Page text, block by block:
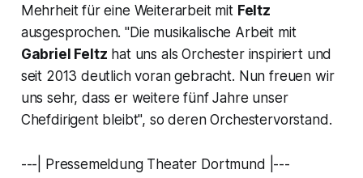
Mehrheit für eine Weiterarbeit mit Feltz
ausgesprochen."Die musikalische Arbeit mit
Gabriel Feltz hat uns als Orchester inspiriert und
seit 2013 deutlich voran gebracht. Nun freuen wir
uns sehr, dass er weitere fünf Jahre unser
Chefdirigent bleibt", so deren Orchestervorstand.
---| Pressemeldung Theater Dortmund |---